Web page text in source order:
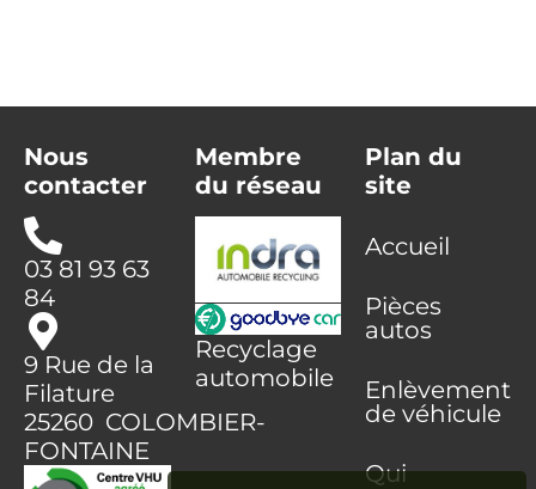
Nous
contacter
03 81 93 63
84
9 Rue de la
Filature
25260 COLOMBIER-
FONTAINE
Membre
du réseau
Recyclage
automobile
Plan du
site
Accueil
Pièces
autos
Enlèvement
de véhicule
Qui